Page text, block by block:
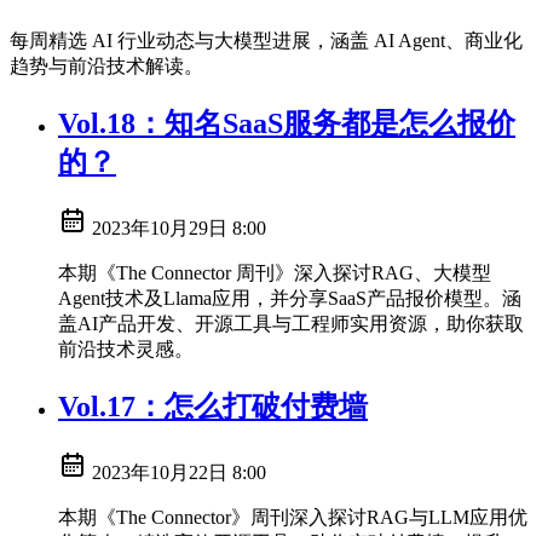
每周精选 AI 行业动态与大模型进展，涵盖 AI Agent、商业化
趋势与前沿技术解读。
Vol.18：知名SaaS服务都是怎么报价
的？
2023年10月29日 8:00
本期《The Connector 周刊》深入探讨RAG、大模型
Agent技术及Llama应用，并分享SaaS产品报价模型。涵
盖AI产品开发、开源工具与工程师实用资源，助你获取
前沿技术灵感。
Vol.17：怎么打破付费墙
2023年10月22日 8:00
本期《The Connector》周刊深入探讨RAG与LLM应用优